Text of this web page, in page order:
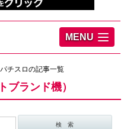
MENU
チスロの記事一覧
ブランド機）